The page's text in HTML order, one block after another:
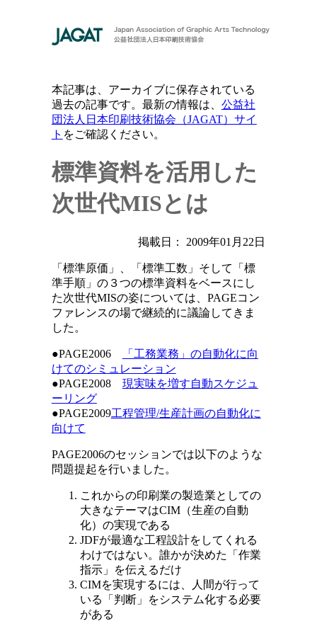
本記事は、アーカイブに保存されている
過去の記事です。最新の情報は、 公益社
団法人日本印刷技術協会（JAGAT）サイ
ト をご確認ください。
標準資料を活用した
次世代MISとは
掲載日： 2009年01月22日
「標準原価」、「標準工数」そして「標
準手順」の３つの標準資料をベースにし
た次世代MISの姿については、PAGEコン
ファレンスの場で継続的に議論してきま
した。
●PAGE2006
「工務業務」の自動化に向
けてのシミュレーション
●PAGE2008 現実味を増す自動スケジュ
ーリング
●PAGE2009工程管理/生産計画の自動化に
向けて
PAGE2006のセッションでは以下のような
問題提起を行いました。
これからの印刷業の製造業としての
大きなテーマはCIM（生産の自動
化）の実現である
JDFが最適な工程設計をしてくれる
わけではない。誰かが決めた「作業
指示」を伝えるだけ
CIMを実現するには、人間が行って
いる「判断」をシステム化する必要
がある